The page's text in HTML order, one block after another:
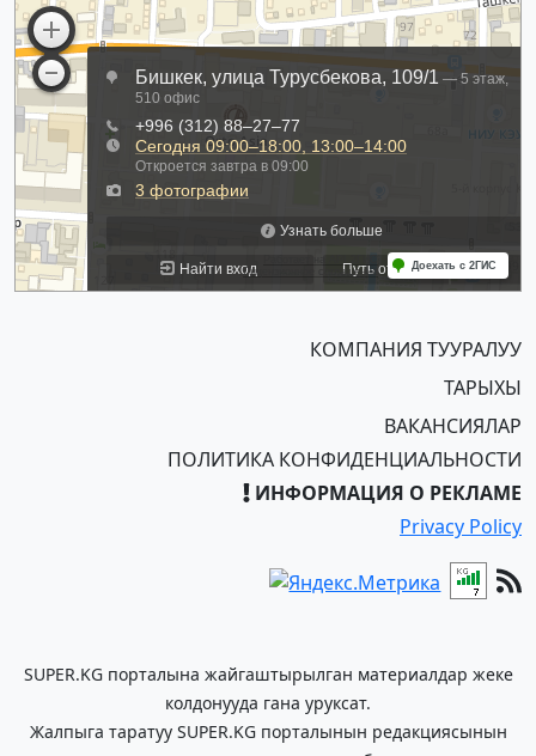
КОМПАНИЯ ТУУРАЛУУ
ТАРЫХЫ
ВАКАНСИЯЛАР
ПОЛИТИКА КОНФИДЕНЦИАЛЬНОСТИ
ИНФОРМАЦИЯ О РЕКЛАМЕ
Privacy Policy
SUPER.KG порталына жайгаштырылган материалдар жеке
колдонууда гана уруксат.
Жалпыга таратуу SUPER.KG порталынын редакциясынын